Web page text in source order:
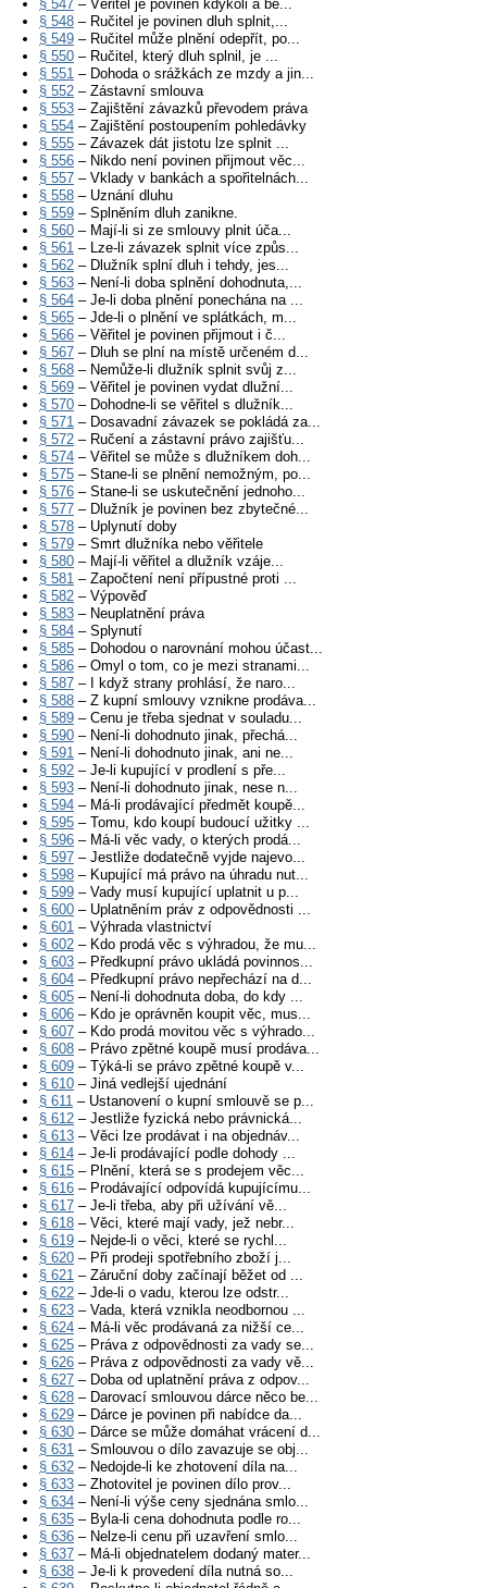
§ 547 – Věřitel je povinen kdykoli a be...
§ 548 – Ručitel je povinen dluh splnit,...
§ 549 – Ručitel může plnění odepřít, po...
§ 550 – Ručitel, který dluh splnil, je ...
§ 551 – Dohoda o srážkách ze mzdy a jin...
§ 552 – Zástavní smlouva
§ 553 – Zajištění závazků převodem práva
§ 554 – Zajištění postoupením pohledávky
§ 555 – Závazek dát jistotu lze splnit ...
§ 556 – Nikdo není povinen přijmout věc...
§ 557 – Vklady v bankách a spořitelnách...
§ 558 – Uznání dluhu
§ 559 – Splněním dluh zanikne.
§ 560 – Mají-li si ze smlouvy plnit úča...
§ 561 – Lze-li závazek splnit více způs...
§ 562 – Dlužník splní dluh i tehdy, jes...
§ 563 – Není-li doba splnění dohodnuta,...
§ 564 – Je-li doba plnění ponechána na ...
§ 565 – Jde-li o plnění ve splátkách, m...
§ 566 – Věřitel je povinen přijmout i č...
§ 567 – Dluh se plní na místě určeném d...
§ 568 – Nemůže-li dlužník splnit svůj z...
§ 569 – Věřitel je povinen vydat dlužní...
§ 570 – Dohodne-li se věřitel s dlužník...
§ 571 – Dosavadní závazek se pokládá za...
§ 572 – Ručení a zástavní právo zajišťu...
§ 574 – Věřitel se může s dlužníkem doh...
§ 575 – Stane-li se plnění nemožným, po...
§ 576 – Stane-li se uskutečnění jednoho...
§ 577 – Dlužník je povinen bez zbytečné...
§ 578 – Uplynutí doby
§ 579 – Smrt dlužníka nebo věřitele
§ 580 – Mají-li věřitel a dlužník vzáje...
§ 581 – Započtení není přípustné proti ...
§ 582 – Výpověď
§ 583 – Neuplatnění práva
§ 584 – Splynutí
§ 585 – Dohodou o narovnání mohou účast...
§ 586 – Omyl o tom, co je mezi stranami...
§ 587 – I když strany prohlásí, že naro...
§ 588 – Z kupní smlouvy vznikne prodáva...
§ 589 – Cenu je třeba sjednat v souladu...
§ 590 – Není-li dohodnuto jinak, přechá...
§ 591 – Není-li dohodnuto jinak, ani ne...
§ 592 – Je-li kupující v prodlení s pře...
§ 593 – Není-li dohodnuto jinak, nese n...
§ 594 – Má-li prodávající předmět koupě...
§ 595 – Tomu, kdo koupí budoucí užitky ...
§ 596 – Má-li věc vady, o kterých prodá...
§ 597 – Jestliže dodatečně vyjde najevo...
§ 598 – Kupující má právo na úhradu nut...
§ 599 – Vady musí kupující uplatnit u p...
§ 600 – Uplatněním práv z odpovědnosti ...
§ 601 – Výhrada vlastnictví
§ 602 – Kdo prodá věc s výhradou, že mu...
§ 603 – Předkupní právo ukládá povinnos...
§ 604 – Předkupní právo nepřechází na d...
§ 605 – Není-li dohodnuta doba, do kdy ...
§ 606 – Kdo je oprávněn koupit věc, mus...
§ 607 – Kdo prodá movitou věc s výhrado...
§ 608 – Právo zpětné koupě musí prodáva...
§ 609 – Týká-li se právo zpětné koupě v...
§ 610 – Jiná vedlejší ujednání
§ 611 – Ustanovení o kupní smlouvě se p...
§ 612 – Jestliže fyzická nebo právnická...
§ 613 – Věci lze prodávat i na objednáv...
§ 614 – Je-li prodávající podle dohody ...
§ 615 – Plnění, která se s prodejem věc...
§ 616 – Prodávající odpovídá kupujícímu...
§ 617 – Je-li třeba, aby při užívání vě...
§ 618 – Věci, které mají vady, jež nebr...
§ 619 – Nejde-li o věci, které se rychl...
§ 620 – Při prodeji spotřebního zboží j...
§ 621 – Záruční doby začínají běžet od ...
§ 622 – Jde-li o vadu, kterou lze odstr...
§ 623 – Vada, která vznikla neodbornou ...
§ 624 – Má-li věc prodávaná za nižší ce...
§ 625 – Práva z odpovědnosti za vady se...
§ 626 – Práva z odpovědnosti za vady vě...
§ 627 – Doba od uplatnění práva z odpov...
§ 628 – Darovací smlouvou dárce něco be...
§ 629 – Dárce je povinen při nabídce da...
§ 630 – Dárce se může domáhat vrácení d...
§ 631 – Smlouvou o dílo zavazuje se obj...
§ 632 – Nedojde-li ke zhotovení díla na...
§ 633 – Zhotovitel je povinen dílo prov...
§ 634 – Není-li výše ceny sjednána smlo...
§ 635 – Byla-li cena dohodnuta podle ro...
§ 636 – Nelze-li cenu při uzavření smlo...
§ 637 – Má-li objednatelem dodaný mater...
§ 638 – Je-li k provedení díla nutná so...